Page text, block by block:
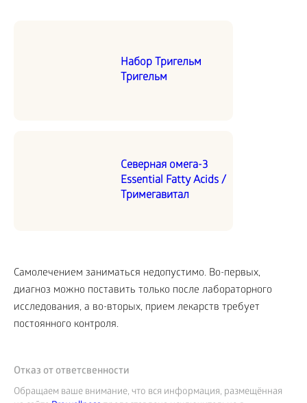
Набор Тригельм
Тригельм
Северная омега-3
Essential Fatty Acids /
Тримегавитал
Самолечением заниматься недопустимо. Во-первых,
диагноз можно поставить только после лабораторного
исследования, а во-вторых, прием лекарств требует
постоянного контроля.
Отказ от ответсвенности
Обращаем ваше внимание, что вся информация, размещённая